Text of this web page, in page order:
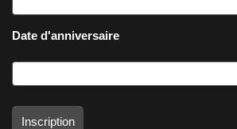
Date d'anniversaire
Inscription